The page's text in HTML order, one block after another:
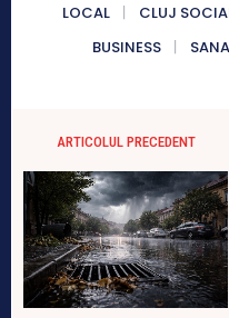
LOCAL CLUJ
BUSINESS
ARTICOLUL PRECEDENT